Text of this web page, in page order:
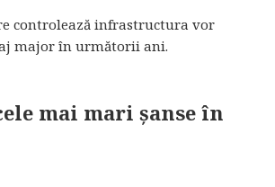
controlează infrastructura vor
major în următorii ani.
mai mari șanse în